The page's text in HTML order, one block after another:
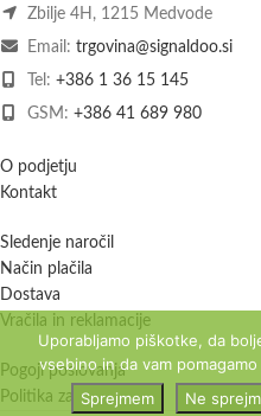
Zbilje 4H, 1215 Medvode
Email: trgovina@signaldoo.si
Tel: +386 1 36 15 145
GSM: +386 41 689 980
O podjetju
Kontakt
Sledenje naročil
Način plačila
Dostava
Vračila in reklamacije
Pogoji poslovanja
Politika zasebnosti
Uporabljamo piškotke, da
vsebino in da vam
Sprejmem
Ne